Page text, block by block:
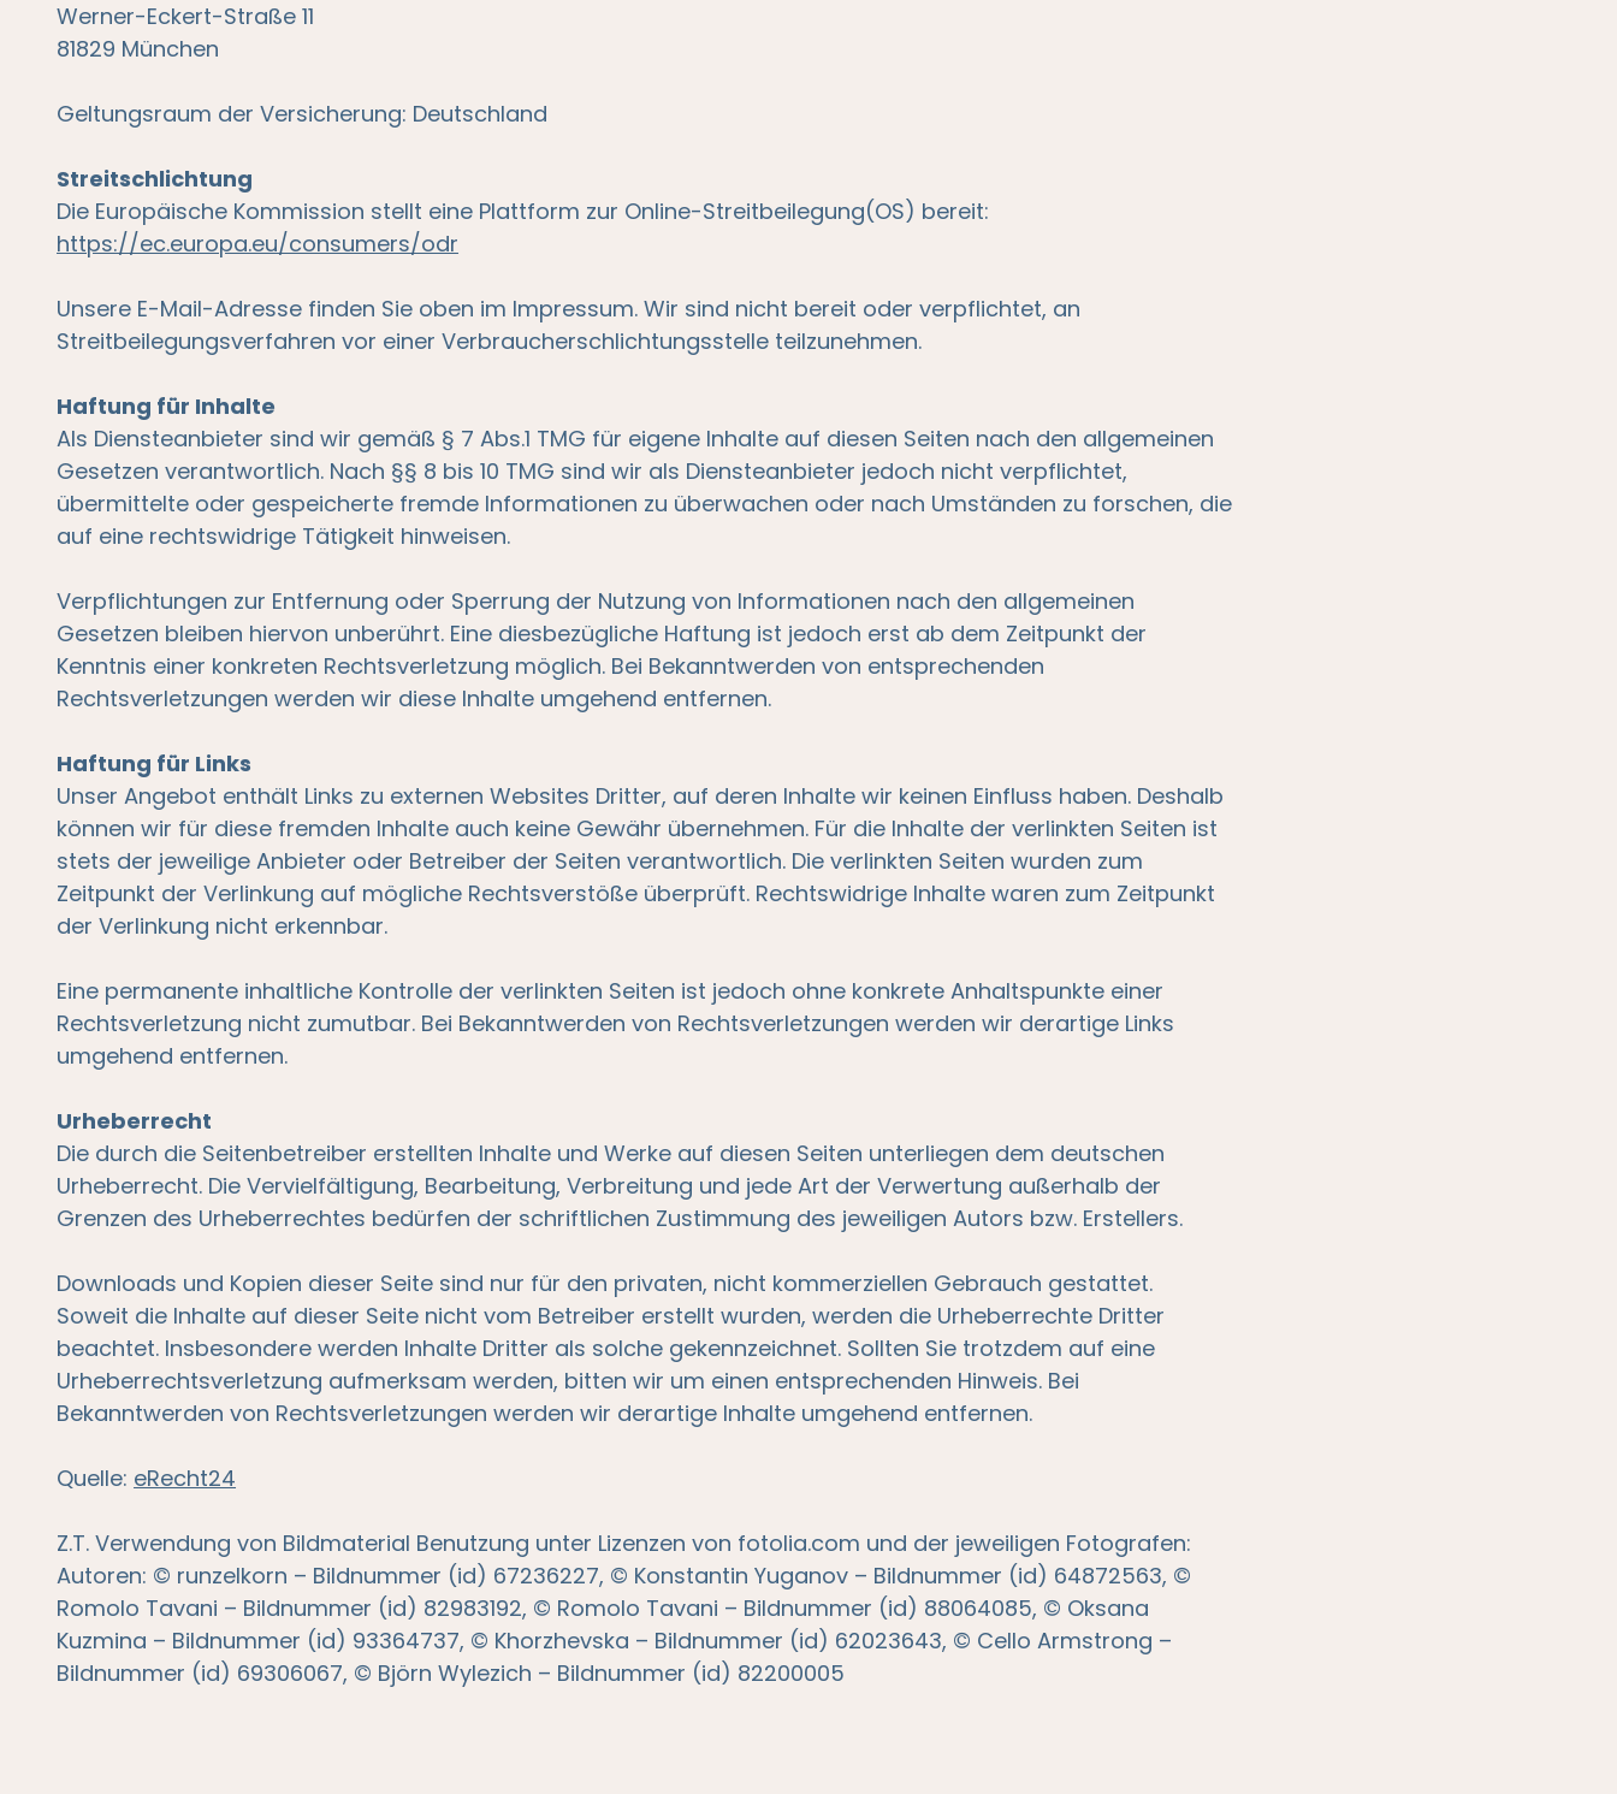
Werner-Eckert-Straße 11
81829 München
Geltungsraum der Versicherung: Deutschland
Streitschlichtung
Die Europäische Kommission stellt eine Plattform zur Online-Streitbeilegung(OS) bereit:
https://ec.europa.eu/consumers/odr
Unsere E-Mail-Adresse finden Sie oben im Impressum. Wir sind nicht bereit oder verpflichtet, an
Streitbeilegungsverfahren vor einer Verbraucherschlichtungsstelle teilzunehmen.
Haftung für Inhalte
Als Diensteanbieter sind wir gemäß § 7 Abs.1 TMG für eigene Inhalte auf diesen Seiten nach den allgemeinen
Gesetzen verantwortlich. Nach §§ 8 bis 10 TMG sind wir als Diensteanbieter jedoch nicht verpflichtet,
übermittelte oder gespeicherte fremde Informationen zu überwachen oder nach Umständen zu forschen, die
auf eine rechtswidrige Tätigkeit hinweisen.
Verpflichtungen zur Entfernung oder Sperrung der Nutzung von Informationen nach den allgemeinen
Gesetzen bleiben hiervon unberührt. Eine diesbezügliche Haftung ist jedoch erst ab dem Zeitpunkt der
Kenntnis einer konkreten Rechtsverletzung möglich. Bei Bekanntwerden von entsprechenden
Rechtsverletzungen werden wir diese Inhalte umgehend entfernen.
Haftung für Links
Unser Angebot enthält Links zu externen Websites Dritter, auf deren Inhalte wir keinen Einfluss haben. Deshalb
können wir für diese fremden Inhalte auch keine Gewähr übernehmen. Für die Inhalte der verlinkten Seiten ist
stets der jeweilige Anbieter oder Betreiber der Seiten verantwortlich. Die verlinkten Seiten wurden zum
Zeitpunkt der Verlinkung auf mögliche Rechtsverstöße überprüft. Rechtswidrige Inhalte waren zum Zeitpunkt
der Verlinkung nicht erkennbar.
Eine permanente inhaltliche Kontrolle der verlinkten Seiten ist jedoch ohne konkrete Anhaltspunkte einer
Rechtsverletzung nicht zumutbar. Bei Bekanntwerden von Rechtsverletzungen werden wir derartige Links
umgehend entfernen.
Urheberrecht
Die durch die Seitenbetreiber erstellten Inhalte und Werke auf diesen Seiten unterliegen dem deutschen
Urheberrecht. Die Vervielfältigung, Bearbeitung, Verbreitung und jede Art der Verwertung außerhalb der
Grenzen des Urheberrechtes bedürfen der schriftlichen Zustimmung des jeweiligen Autors bzw. Erstellers.
Downloads und Kopien dieser Seite sind nur für den privaten, nicht kommerziellen Gebrauch gestattet.
Soweit die Inhalte auf dieser Seite nicht vom Betreiber erstellt wurden, werden die Urheberrechte Dritter
beachtet. Insbesondere werden Inhalte Dritter als solche gekennzeichnet. Sollten Sie trotzdem auf eine
Urheberrechtsverletzung aufmerksam werden, bitten wir um einen entsprechenden Hinweis. Bei
Bekanntwerden von Rechtsverletzungen werden wir derartige Inhalte umgehend entfernen.
Quelle: eRecht24
Z.T. Verwendung von Bildmaterial Benutzung unter Lizenzen von fotolia.com und der jeweiligen Fotografen:
Autoren: © runzelkorn – Bildnummer (id) 67236227, © Konstantin Yuganov – Bildnummer (id) 64872563, ©
Romolo Tavani – Bildnummer (id) 82983192, © Romolo Tavani – Bildnummer (id) 88064085, © Oksana
Kuzmina – Bildnummer (id) 93364737, © Khorzhevska – Bildnummer (id) 62023643, © Cello Armstrong –
Bildnummer (id) 69306067, © Björn Wylezich – Bildnummer (id) 82200005